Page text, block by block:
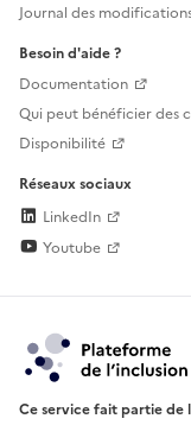
Journal des
Besoin d'aide ?
Documentation
Qui peut bénéficier des
Disponibilité
Réseaux sociaux
LinkedIn
Youtube
Ce service fait partie de